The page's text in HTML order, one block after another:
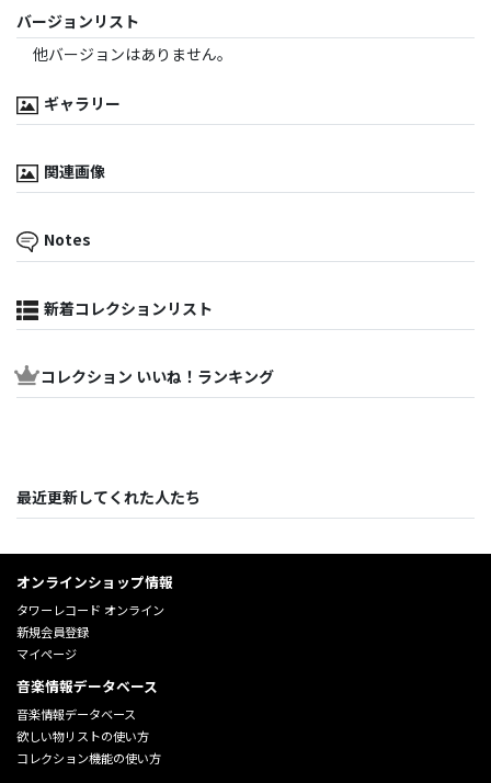
バージョンリスト
他バージョンはありません。
ギャラリー
関連画像
Notes
新着コレクションリスト
コレクション いいね！ランキング
最近更新してくれた人たち
オンラインショップ情報
タワーレコード オンライン
新規会員登録
マイページ
音楽情報データベース
音楽情報データベース
欲しい物リストの使い方
コレクション機能の使い方